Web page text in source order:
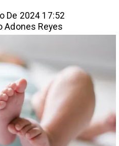
De 2024 17:52
Adones Reyes